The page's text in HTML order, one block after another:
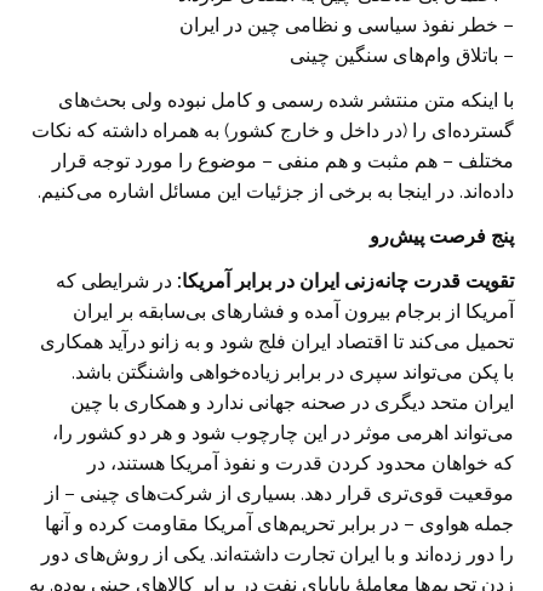
‏– خطر نفوذ سیاسی و نظامی چین در ایران ‏
‏– باتلاق وام‌های سنگین چینی
با اینکه متن منتشر شده رسمی و کامل نبوده ولی بحث‌های
گسترده‌ای را (در داخل و خارج کشور) به همراه ‏داشته که نکات
مختلف – هم مثبت و هم منفی – موضوع را مورد توجه قرار
داده‌اند. در اینجا به برخی از ‏جزئیات این مسائل اشاره می‌کنیم. ‏
پنج فرصت پیش‌رو
تقویت قدرت چانه‌زنی ایران در برابر آمریکا: در شرایطی که
آمریکا از برجام بیرون آمده و فشارهای ‏بی‌سابقه بر ایران
تحمیل می‌کند تا اقتصاد ایران فلج شود و به زانو درآید همکاری
با پکن می‌تواند سپری در ‏برابر زیاده‌خواهی واشنگتن باشد.
ایران متحد دیگری در صحنه جهانی ندارد و همکاری با چین
می‌تواند اهرمی ‏موثر در این چارچوب شود و هر دو کشور را،
که خواهان محدود کردن قدرت و نفوذ آمریکا هستند، در
موقعیت ‏قوی‌تری قرار دهد. بسیاری از شرکت‌های چینی – از
جمله هواوی – در برابر تحریم‌های آمریکا مقاومت کرده و ‏آنها
را دور زده‌اند و با ایران تجارت داشته‌اند. یکی از روش‌های دور
زدن تحریم‌ها معاملۀ پایاپای نفت در برابر ‏کالاهای چینی بوده. به